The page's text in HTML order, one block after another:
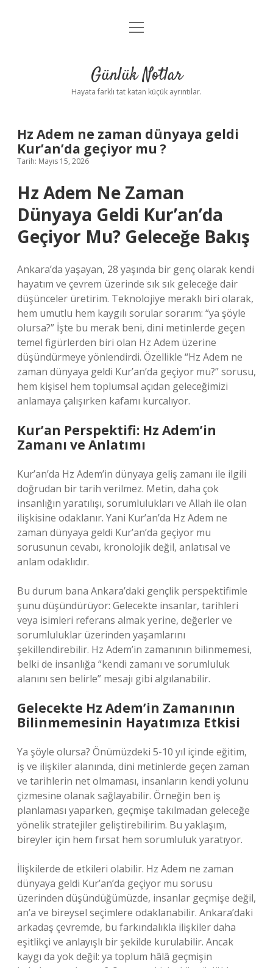
Anasayfa
Yasal Uyarı
menüyü
Günlük Notlar
Hayata farklı tat katan küçük ayrıntılar.
Hz Adem ne zaman dünyaya geldi
Kur’an’da geçiyor mu ?
Tarih: Mayıs 15, 2026
Hz Adem Ne Zaman
Dünyaya Geldi Kur’an’da
Geçiyor Mu? Geleceğe Bakış
Ankara’da yaşayan, 28 yaşında bir genç olarak kendi
hayatım ve çevrem üzerinde sık sık geleceğe dair
düşünceler üretirim. Teknolojiye meraklı biri olarak,
hem umutlu hem kaygılı sorular sorarım: “ya şöyle
olursa?” İşte bu merak beni, dini metinlerde geçen
temel figürlerden biri olan Hz Adem üzerine
düşündürmeye yönlendirdi. Özellikle “Hz Adem ne
zaman dünyaya geldi Kur’an’da geçiyor mu?” sorusu,
hem kişisel hem toplumsal açıdan geleceğimizi
anlamaya çalışırken kafamı kurcalıyor.
Kur’an Perspektifi: Hz Adem’in
Zamanı ve Anlatımı
Kur’an’da Hz Adem’in dünyaya geliş zamanı ile ilgili
doğrudan bir tarih verilmez. Metin, daha çok
insanlığın yaratılışı, sorumlulukları ve Allah ile olan
ilişkisine odaklanır. Yani Kur’an’da Hz Adem ne
zaman dünyaya geldi Kur’an’da geçiyor mu
sorusunun cevabı, kronolojik değil, anlatısal ve
anlam odaklıdır.
Bu durum bana Ankara’daki gençlik perspektifimle
şunu düşündürüyor: Gelecekte insanlar, tarihleri
veya isimleri referans almak yerine, değerler ve
sorumluluklar üzerinden yaşamlarını
şekillendirebilir. Hz Adem’in zamanının bilinmemesi,
belki de insanlığa “kendi zamanı ve sorumluluk
alanını sen belirle” mesajı gibi algılanabilir.
Gelecekte Hz Adem’in Zamanının
Bilinmemesinin Hayatımıza Etkisi
Ya şöyle olursa? Önümüzdeki 5-10 yıl içinde eğitim,
iş ve ilişkiler alanında, dini metinlerde geçen zaman
ve tarihlerin net olmaması, insanların kendi yolunu
çizmesine olanak sağlayabilir. Örneğin ben iş
planlaması yaparken, geçmişe takılmadan geleceğe
yönelik stratejiler geliştirebilirim. Bu yaklaşım,
bireyler için hem fırsat hem sorumluluk yaratıyor.
İlişkilerde de etkileri olabilir. Hz Adem ne zaman
dünyaya geldi Kur’an’da geçiyor mu sorusu
üzerinden düşündüğümüzde, insanlar geçmişe değil,
an’a ve bireysel seçimlere odaklanabilir. Ankara’daki
arkadaş çevremde, bu farkındalıkla ilişkiler daha
eşitlikçi ve anlayışlı bir şekilde kurulabilir. Ancak
kaygı da yok değil: ya toplum hâlâ geçmişin